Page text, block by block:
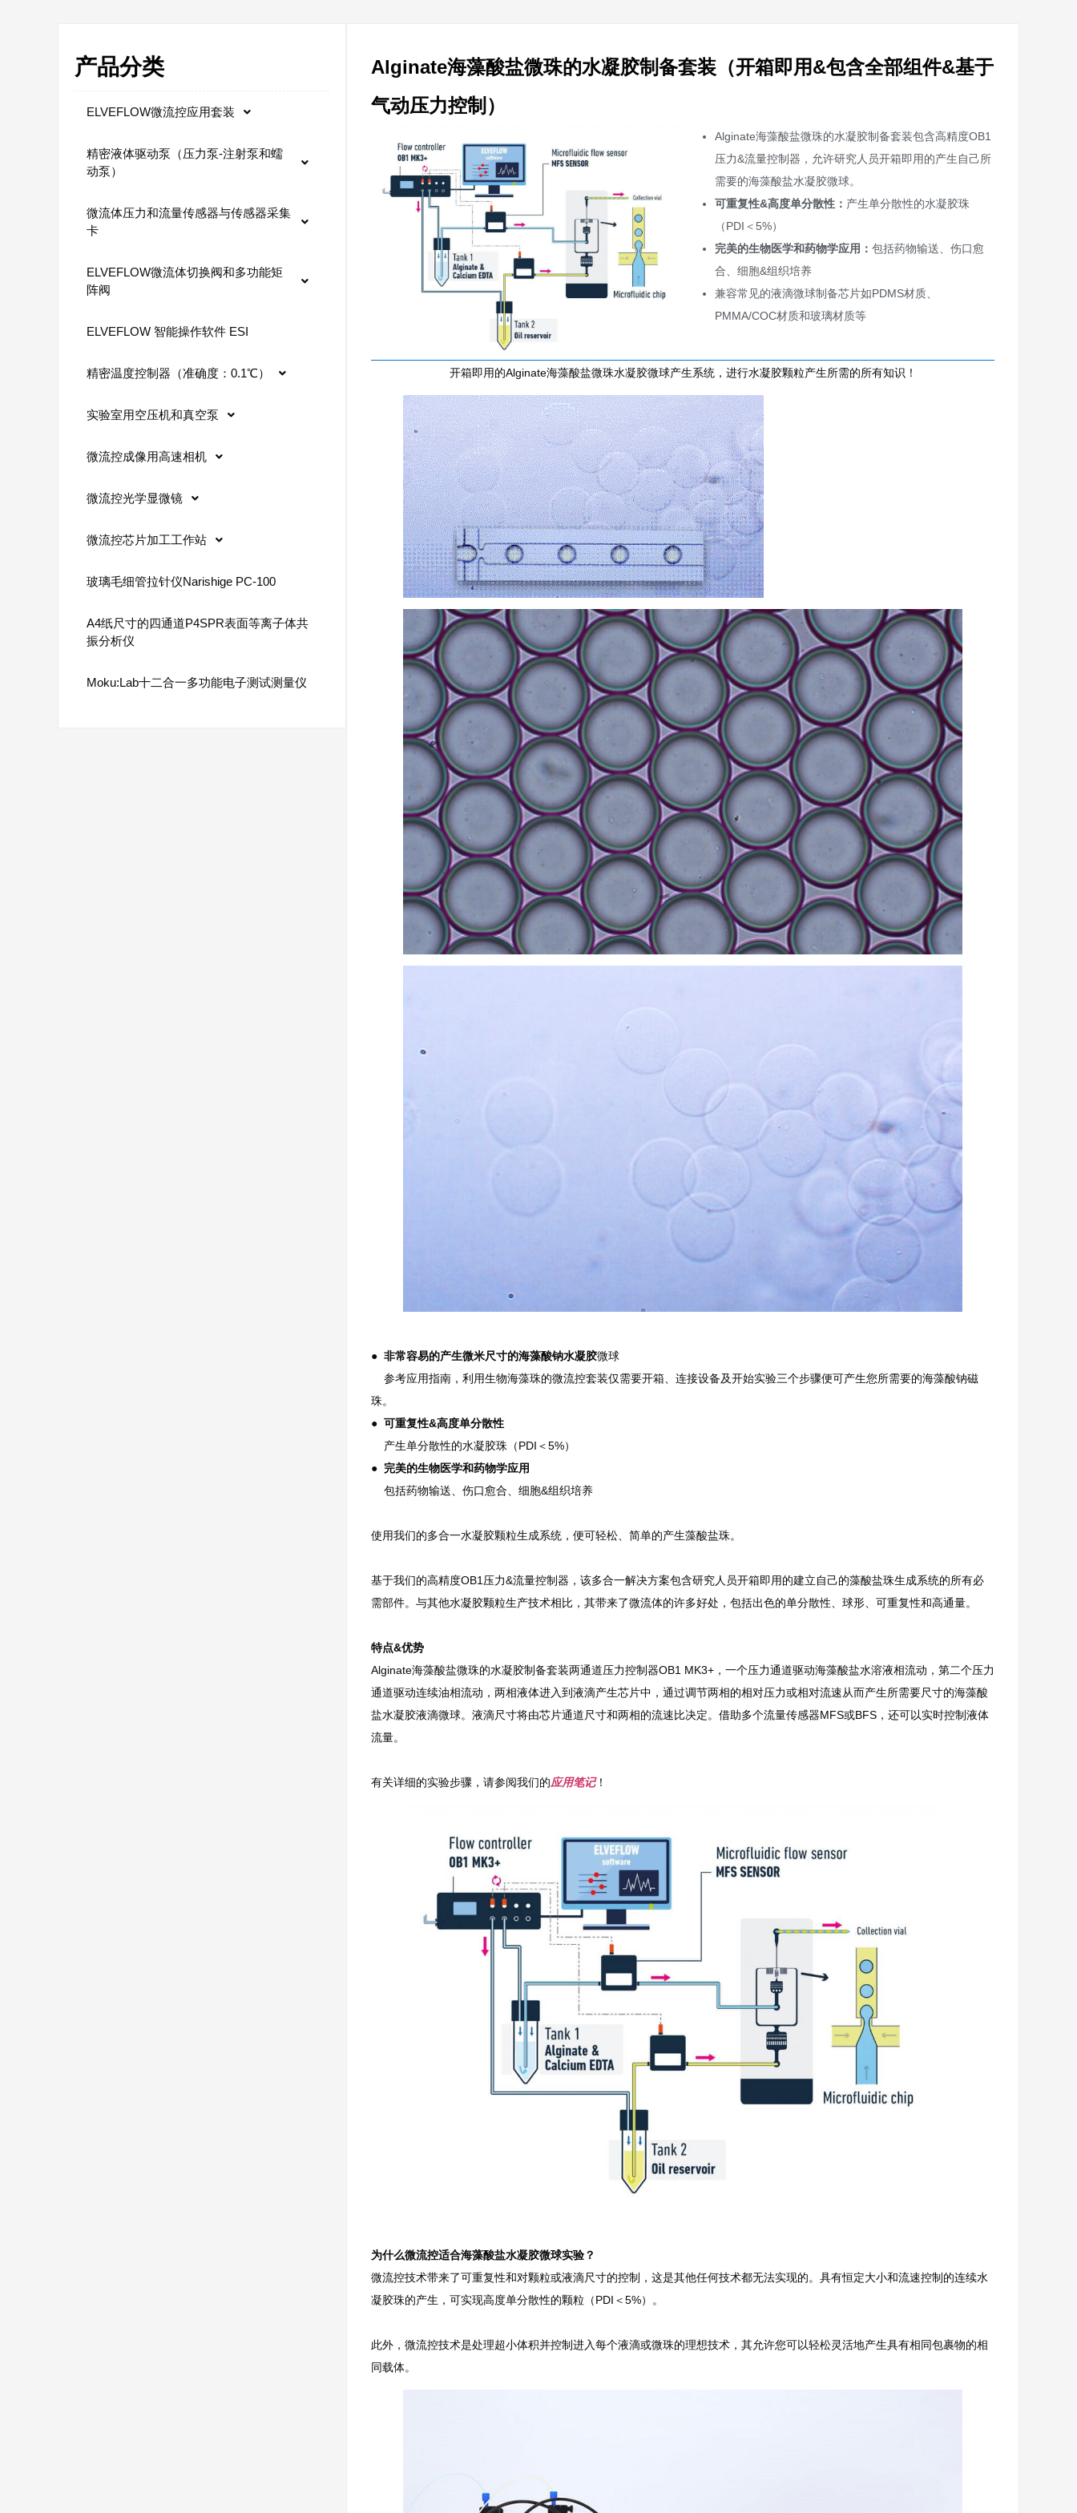
产品分类
ELVEFLOW微流控应用套装
精密液体驱动泵（压力泵-注射泵和蠕
动泵）
微流体压力和流量传感器与传感器采集
卡
ELVEFLOW微流体切换阀和多功能矩
阵阀
ELVEFLOW 智能操作软件 ESI
精密温度控制器（准确度：0.1℃）
实验室用空压机和真空泵
微流控成像用高速相机
微流控光学显微镜
微流控芯片加工工作站
玻璃毛细管拉针仪Narishige PC-100
A4纸尺寸的四通道P4SPR表面等离子体共
振分析仪
Moku:Lab十二合一多功能电子测试测量仪
Alginate海藻酸盐微珠的水凝胶制备套装（开箱即用&包含全部组件&基于
气动压力控制）
Alginate海藻酸盐微珠的水凝胶制备套装包含高精度OB1
压力&流量控制器，允许研究人员开箱即用的产生自己所
需要的海藻酸盐水凝胶微球。
可重复性&高度单分散性： 产生单分散性的水凝胶珠
（PDI＜5%）
完美的生物医学和药物学应用： 包括药物输送、伤口愈
合、细胞&组织培养
兼容常见的液滴微球制备芯片如PDMS材质、
PMMA/COC材质和玻璃材质等
开箱即用的Alginate海藻酸盐微珠水凝胶微球产生系统，进行水凝胶颗粒产生所需的所有知识！
● 非常容易的产生微米尺寸的海藻酸钠水凝胶微球
参考应用指南，利用生物海藻珠的微流控套装仅需要开箱、连接设备及开始实验三个步骤便可产生您所需要的海藻酸钠磁
珠。
● 可重复性&高度单分散性
产生单分散性的水凝胶珠（PDI＜5%）
● 完美的生物医学和药物学应用
包括药物输送、伤口愈合、细胞&组织培养
使用我们的多合一水凝胶颗粒生成系统，便可轻松、简单的产生藻酸盐珠。
基于我们的高精度OB1压力&流量控制器，该多合一解决方案包含研究人员开箱即用的建立自己的藻酸盐珠生成系统的所有必
需部件。与其他水凝胶颗粒生产技术相比，其带来了微流体的许多好处，包括出色的单分散性、球形、可重复性和高通量。
特点&优势
Alginate海藻酸盐微珠的水凝胶制备套装两通道压力控制器OB1 MK3+，一个压力通道驱动海藻酸盐水溶液相流动，第二个压力
通道驱动连续油相流动，两相液体进入到液滴产生芯片中，通过调节两相的相对压力或相对流速从而产生所需要尺寸的海藻酸
盐水凝胶液滴微球。液滴尺寸将由芯片通道尺寸和两相的流速比决定。借助多个流量传感器MFS或BFS，还可以实时控制液体
流量。
有关详细的实验步骤，请参阅我们的应用笔记！
为什么微流控适合海藻酸盐水凝胶微球实验？
微流控技术带来了可重复性和对颗粒或液滴尺寸的控制，这是其他任何技术都无法实现的。具有恒定大小和流速控制的连续水
凝胶珠的产生，可实现高度单分散性的颗粒（PDI＜5%）。
此外，微流控技术是处理超小体积并控制进入每个液滴或微珠的理想技术，其允许您可以轻松灵活地产生具有相同包裹物的相
同载体。